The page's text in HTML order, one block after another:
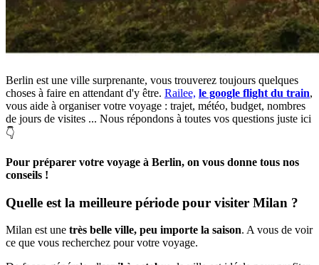
Berlin est une ville surprenante, vous trouverez toujours quelques
choses à faire en attendant d'y être. Railee, le google flight du train,
vous aide à organiser votre voyage : trajet, météo, budget, nombres
de jours de visites ... Nous répondons à toutes vos questions juste ici
👇
Pour préparer votre voyage à Berlin, on vous donne tous nos
conseils !
Quelle est la meilleure période pour visiter Milan ?
Milan est une très belle ville, peu importe la saison. A vous de voir
ce que vous recherchez pour votre voyage.